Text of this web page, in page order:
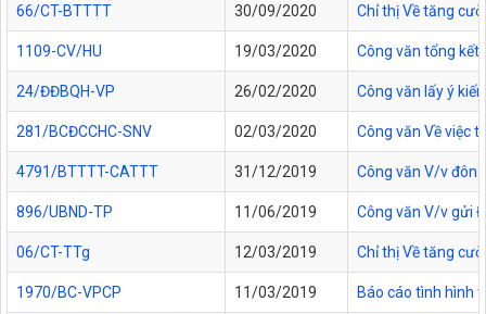
66/CT-BTTTT 30/09/2020 Chỉ thị Về tăng
1109-CV/HU 19/03/2020 Công văn tổng kết
24/ĐĐBQH-VP 26/02/2020 Công văn lấy ý
281/BCĐCCHC-SNV 02/03/2020 Công văn Về việc
4791/BTTTT-CATTT 31/12/2019 Công văn V/v đôn
896/UBND-TP 11/06/2019 Công văn V/v gửi
06/CT-TTg 12/03/2019 Chỉ thị Về tăng
1970/BC-VPCP 11/03/2019 Báo cáo tình hình